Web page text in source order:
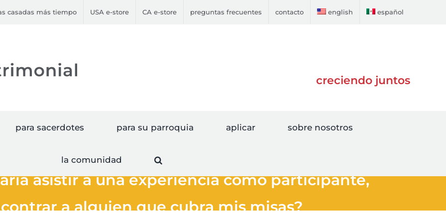
casadas más tiempo USA e-store CA e-store preguntas frecuentes contacto english español
creciendo juntos
para sacerdotes para su parroquia aplicar sobre nosotros
la comunidad
asistir a una experiencia como participante,
a alguien que cubra mis misas?